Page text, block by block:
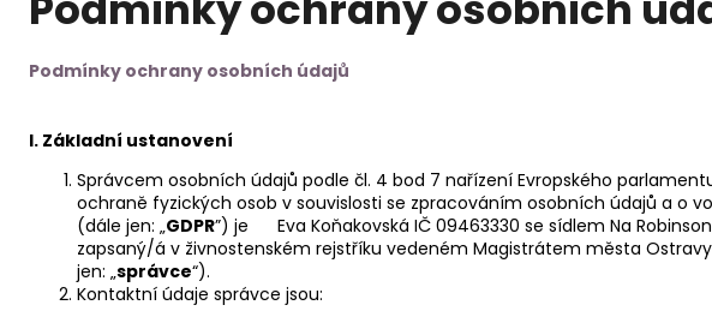
Podmínky ochrany osobních údajů
I. Základní ustanovení
Správcem osobních údajů podle čl. 4 bod 7 nařízení Evropského
ochraně fyzických osob v souvislosti se zpracováním osobních údajů a o
(dále jen: „GDPR”) je Eva Koňakovská IČ 09463330 se sídlem Na
zapsaný/á v živnostenském rejstříku vedeném Magistrátem města Ostravy
jen: „správce“).
Kontaktní údaje správce jsou:
HLEDAT